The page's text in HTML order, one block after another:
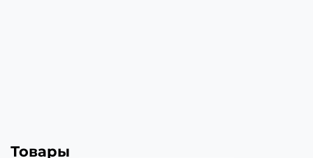
Товары